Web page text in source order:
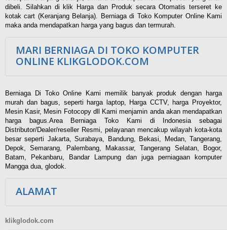
dibeli. Silahkan di klik Harga dan Produk secara Otomatis terseret ke
kotak cart (Keranjang Belanja). Berniaga di Toko Komputer Online Kami
maka anda mendapatkan harga yang bagus dan termurah.
MARI BERNIAGA DI TOKO KOMPUTER
ONLINE KLIKGLODOK.COM
Berniaga Di Toko Online Kami memilik banyak produk dengan harga
murah dan bagus, seperti harga laptop, Harga CCTV, harga Proyektor,
Mesin Kasir, Mesin Fotocopy dll Kami menjamin anda akan mendapatkan
harga bagus.Area Berniaga Toko Kami di Indonesia sebagai
Distributor/Dealer/reseller Resmi, pelayanan mencakup wilayah kota-kota
besar seperti Jakarta, Surabaya, Bandung, Bekasi, Medan, Tangerang,
Depok, Semarang, Palembang, Makassar, Tangerang Selatan, Bogor,
Batam, Pekanbaru, Bandar Lampung dan juga perniagaan komputer
Mangga dua, glodok.
ALAMAT
klikglodok.com